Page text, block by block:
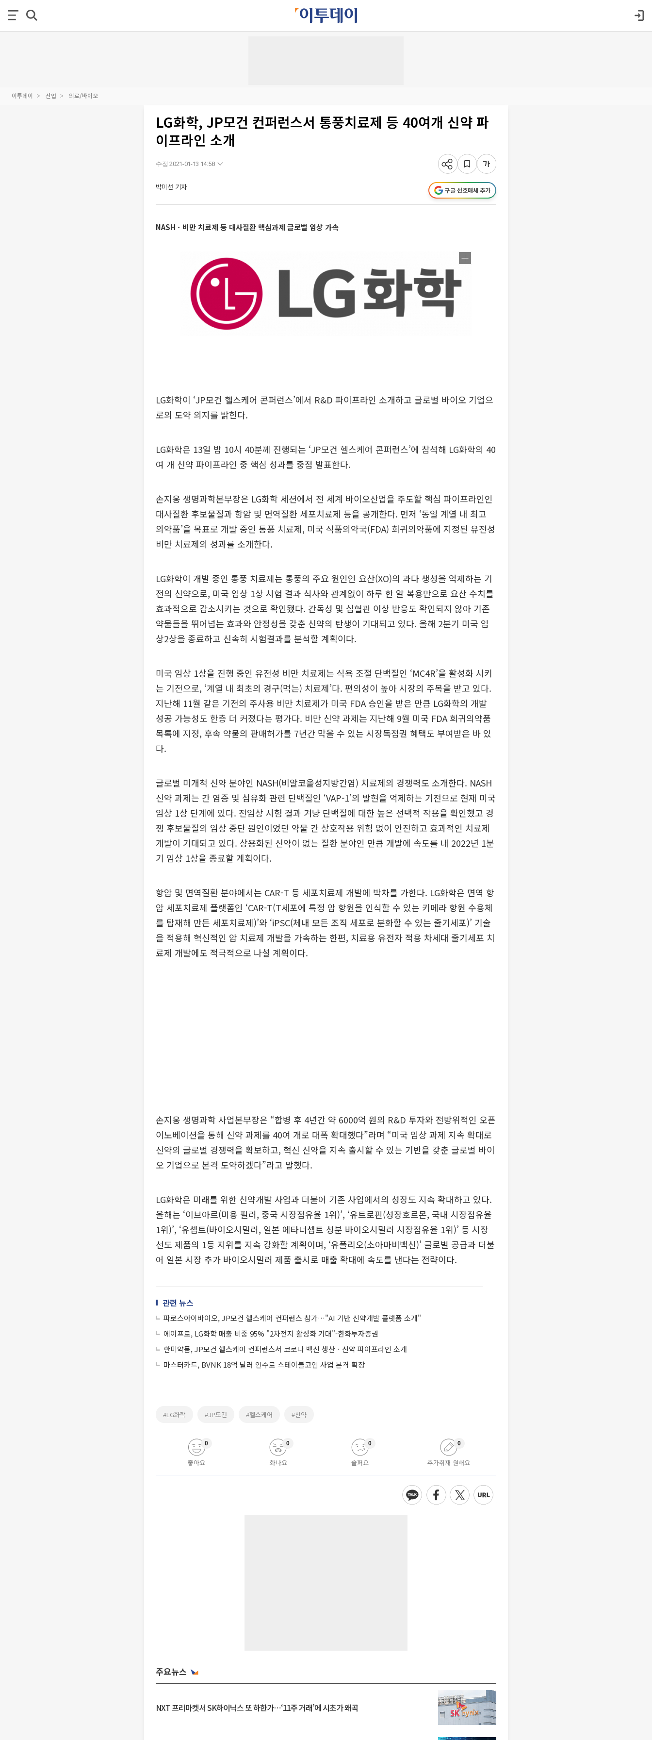
이투데이 산업 의료/바이오
LG화학, JP모건 컨퍼런스서 통풍치료제 등 40여개 신약 파
이프라인 소개
수정 2021-01-13 14:58
박미선 기자 구글 선호매체 추가
NASHㆍ비만 치료제 등 대사질환 핵심과제 글로벌 임상 가속
LG화학이 ‘JP모건 헬스케어 콘퍼런스’에서 R&D 파이프라인 소개하고 글로벌 바이오 기업으
로의 도약 의지를 밝힌다.
LG화학은 13일 밤 10시 40분께 진행되는 ‘JP모건 헬스케어 콘퍼런스’에 참석해 LG화학의 40
여 개 신약 파이프라인 중 핵심 성과를 중점 발표한다.
손지웅 생명과학본부장은 LG화학 세션에서 전 세계 바이오산업을 주도할 핵심 파이프라인인
대사질환 후보물질과 항암 및 면역질환 세포치료제 등을 공개한다. 먼저 ‘동일 계열 내 최고
의약품’을 목표로 개발 중인 통풍 치료제, 미국 식품의약국(FDA) 희귀의약품에 지정된 유전성
비만 치료제의 성과를 소개한다.
LG화학이 개발 중인 통풍 치료제는 통풍의 주요 원인인 요산(XO)의 과다 생성을 억제하는 기
전의 신약으로, 미국 임상 1상 시험 결과 식사와 관계없이 하루 한 알 복용만으로 요산 수치를
효과적으로 감소시키는 것으로 확인됐다. 간독성 및 심혈관 이상 반응도 확인되지 않아 기존
약물들을 뛰어넘는 효과와 안정성을 갖춘 신약의 탄생이 기대되고 있다. 올해 2분기 미국 임
상2상을 종료하고 신속히 시험결과를 분석할 계획이다.
미국 임상 1상을 진행 중인 유전성 비만 치료제는 식욕 조절 단백질인 ‘MC4R’을 활성화 시키
는 기전으로, ‘계열 내 최초의 경구(먹는) 치료제’다. 편의성이 높아 시장의 주목을 받고 있다.
지난해 11월 같은 기전의 주사용 비만 치료제가 미국 FDA 승인을 받은 만큼 LG화학의 개발
성공 가능성도 한층 더 커졌다는 평가다. 비만 신약 과제는 지난해 9월 미국 FDA 희귀의약품
목록에 지정, 후속 약물의 판매허가를 7년간 막을 수 있는 시장독점권 혜택도 부여받은 바 있
다.
글로벌 미개척 신약 분야인 NASH(비알코올성지방간염) 치료제의 경쟁력도 소개한다. NASH
신약 과제는 간 염증 및 섬유화 관련 단백질인 ‘VAP-1’의 발현을 억제하는 기전으로 현재 미국
임상 1상 단계에 있다. 전임상 시험 결과 겨냥 단백질에 대한 높은 선택적 작용을 확인했고 경
쟁 후보물질의 임상 중단 원인이었던 약물 간 상호작용 위험 없이 안전하고 효과적인 치료제
개발이 기대되고 있다. 상용화된 신약이 없는 질환 분야인 만큼 개발에 속도를 내 2022년 1분
기 임상 1상을 종료할 계획이다.
항암 및 면역질환 분야에서는 CAR-T 등 세포치료제 개발에 박차를 가한다. LG화학은 면역 항
암 세포치료제 플랫폼인 ‘CAR-T(T세포에 특정 암 항원을 인식할 수 있는 키메라 항원 수용체
를 탑재해 만든 세포치료제)’와 ‘iPSC(체내 모든 조직 세포로 분화할 수 있는 줄기세포)’ 기술
을 적용해 혁신적인 암 치료제 개발을 가속하는 한편, 치료용 유전자 적용 차세대 줄기세포 치
료제 개발에도 적극적으로 나설 계획이다.
손지웅 생명과학 사업본부장은 “합병 후 4년간 약 6000억 원의 R&D 투자와 전방위적인 오픈
이노베이션을 통해 신약 과제를 40여 개로 대폭 확대했다”라며 “미국 임상 과제 지속 확대로
신약의 글로벌 경쟁력을 확보하고, 혁신 신약을 지속 출시할 수 있는 기반을 갖춘 글로벌 바이
오 기업으로 본격 도약하겠다”라고 말했다.
LG화학은 미래를 위한 신약개발 사업과 더불어 기존 사업에서의 성장도 지속 확대하고 있다.
올해는 ‘이브아르(미용 필러, 중국 시장점유율 1위)’, ‘유트로핀(성장호르몬, 국내 시장점유율
1위)’, ‘유셉트(바이오시밀러, 일본 에타너셉트 성분 바이오시밀러 시장점유율 1위)’ 등 시장
선도 제품의 1등 지위를 지속 강화할 계획이며, ‘유폴리오(소아마비백신)’ 글로벌 공급과 더불
어 일본 시장 추가 바이오시밀러 제품 출시로 매출 확대에 속도를 낸다는 전략이다.
관련 뉴스
파로스아이바이오, JP모건 헬스케어 컨퍼런스 참가…"AI 기반 신약개발 플랫폼 소개"
에이프로, LG화학 매출 비중 95% "2차전지 활성화 기대"-한화투자증권
한미약품, JP모건 헬스케어 컨퍼런스서 코로나 백신 생산ㆍ신약 파이프라인 소개
마스터카드, BVNK 18억 달러 인수로 스테이블코인 사업 본격 확장
#LG화학 #JP모건 #헬스케어 #신약
좋아요
0
화나요
0
슬퍼요
0
추가취재 원해요
0
주요뉴스
NXT 프리마켓서 SK하이닉스 또 하한가⋯‘11주 거래’에 시초가 왜곡